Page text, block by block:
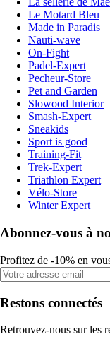
Le Motard Bleu
Made in Paradis
Nauti-wave
On-Fight
Padel-Expert
Pecheur-Store
Pet and Garden
Slowood Interior
Smash-Expert
Sneakids
Sport is good
Training-Fit
Trek-Expert
Triathlon Expert
Vélo-Store
Winter Expert
Abonnez-vous à
Profitez de -10% en
Restons connectés
Retrouvez-nous sur les